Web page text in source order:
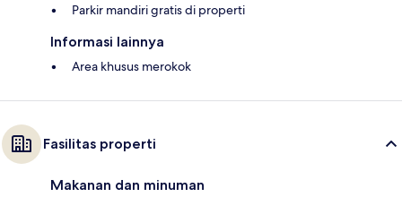
Parkir mandiri gratis di properti
Informasi lainnya
Area khusus merokok
Fasilitas properti
Makanan dan minuman